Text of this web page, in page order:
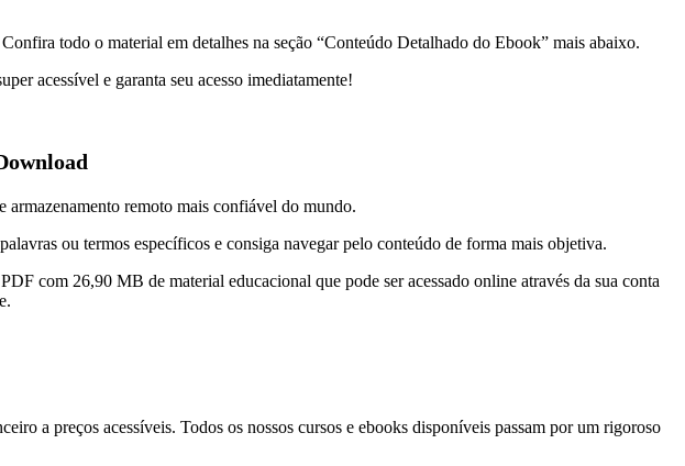
todo o material em detalhes na seção “Conteúdo Detalhado do Ebook” mais abaixo.
acessível e garanta seu acesso imediatamente!
armazenamento remoto mais confiável do mundo.
ou termos específicos e consiga navegar pelo conteúdo de forma mais objetiva.
com 26,90 MB de material educacional que pode ser acessado online através da sua conta
a preços acessíveis. Todos os nossos cursos e ebooks disponíveis passam por um rigoroso